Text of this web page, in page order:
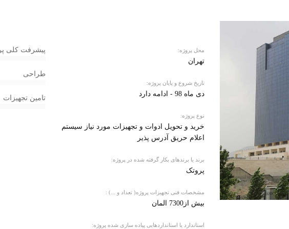
محل پروژه:
تهران
تاریخ شروع و پایان پروژه:
دی ماه 98 - ادامه دارد
نوع پروژه:
خرید و تحویل ادوات و تجهیزات مورد نیاز سیستم
اعلام حریق آدرس پذیر
برند یا برندهای بکار گرفته شده در پروژه:
پروتک
مشخصات فنی تجهیزات پروژه( تعداد و ...) :
بیش از7300 المان
استاندارد یا استانداردهایی پیاده سازی شده پروژه:
پیشرفت کلی
طراحی
تامین تجهیزات